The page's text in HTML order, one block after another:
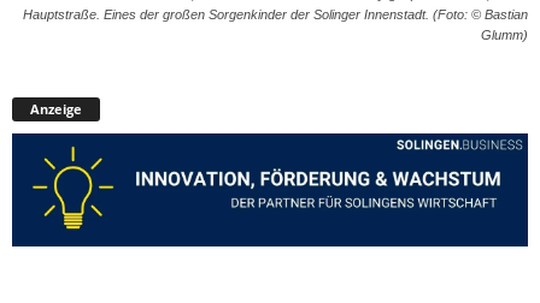
Hauptstraße. Eines der großen Sorgenkinder der Solinger Innenstadt. (Foto: © Bastian
Glumm)
Anzeige